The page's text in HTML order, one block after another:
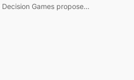
Games propose…